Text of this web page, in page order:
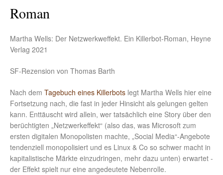
Roman
Martha Wells: Der Netzwerkweffekt. Ein Killerbot-Roman, Heyne
Verlag 2021
SF-Rezension von Thomas Barth
Nach dem Tagebuch eines Killerbots legt Martha Wells hier eine
Fortsetzung nach, die fast in jeder Hinsicht als gelungen gelten
kann. Enttäuscht wird allein, wer tatsächlich eine Story über den
berüchtigten „Netzwerkeffekt“ (also das, was Microsoft zum
ersten digitalen Monopolisten machte, „Social Media“-Angebote
tendenziell monopolisiert und es Linux & Co so schwer macht in
kapitalistische Märkte einzudringen, mehr dazu unten) erwartet -
der Effekt spielt nur eine angedeutete Nebenrolle.